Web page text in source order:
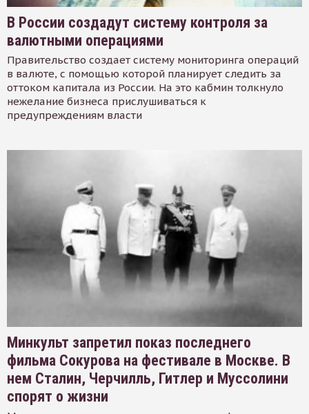
В России создадут систему контроля за
валютными операциями
Правительство создает систему мониторинга операций
в валюте, с помощью которой планирует следить за
оттоком капитала из России. На это кабмин толкнуло
нежелание бизнеса прислушиваться к
предупреждениям власти
Минкульт запретил показ последнего
фильма Сокурова на фестивале в Москве. В
нем Сталин, Черчилль, Гитлер и Муссолини
спорят о жизни